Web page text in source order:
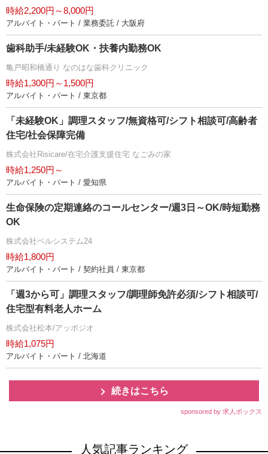
時給2,200円～8,000円
アルバイト・パート / 業務委託 / 大阪府
歯科助手/未経験OK・扶養内勤務OK
亀戸昭和橋通り なのはな歯科クリニック
時給1,300円～1,500円
アルバイト・パート / 東京都
「未経験OK」調理スタッフ/無資格可/シフト相談可/高齢者
住宅/社会保障完備
株式会社Risicare/在宅介護支援住宅 なごみの家
時給1,250円～
アルバイト・パート / 愛知県
生命保険の定期連絡のコールセンター/週3日～OK/時短勤務
OK
株式会社ベルシステム24
時給1,800円
アルバイト・パート / 契約社員 / 東京都
「週3から可」調理スタッフ/調理師免許必須/シフト相談可/
住宅型有料老人ホーム
株式会社松本/アッポジオ
時給1,075円
アルバイト・パート / 北海道
続きはこちら
sponsored by 求人ボックス
人気記事ランキング